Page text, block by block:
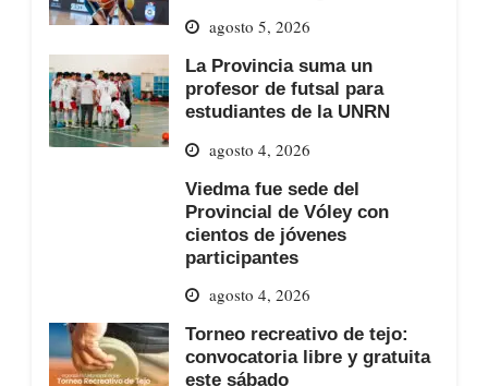
agosto 5, 2026
La Provincia suma un
profesor de futsal para
estudiantes de la UNRN
agosto 4, 2026
Viedma fue sede del
Provincial de Vóley con
cientos de jóvenes
participantes
agosto 4, 2026
Torneo recreativo de tejo:
convocatoria libre y gratuita
este sábado